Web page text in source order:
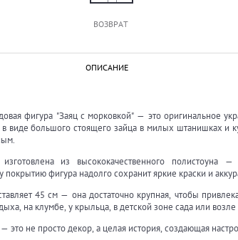
ВОЗВРАТ
ОПИСАНИЕ
фигура "Заяц с морковкой" — это оригинальное
виде большого стоящего зайца в милых штанишках и
изготовлена из высококачественного
покрытию фигура надолго сохранит яркие краски и
45 см — она достаточно крупная, чтобы
на клумбе, у крыльца, в детской зоне сада или
это не просто декор, а целая история, создающая